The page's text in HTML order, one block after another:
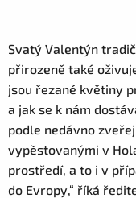
Svatý Valentýn
přirozeně také
jsou řezané květiny
a jak se k nám
podle nedávno
vypěstovanými v
prostředí, a to i v
do Evropy,“ říká